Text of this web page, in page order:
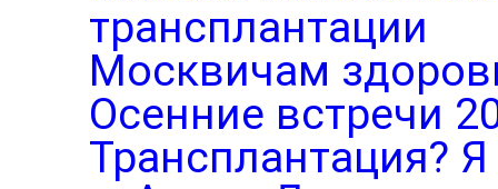
трансплантации
Москвичам
Осенние встречи
Трансплантация?